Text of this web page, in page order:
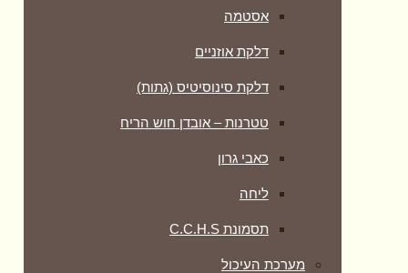
אסטמה
דלקת אוזניים
דלקת סינוסיטיס (גתות)
טטרנות – אובדן חוש הריח
כאבי גרון
ליחה
תסמונת C.C.H.S
מערכת העיכול